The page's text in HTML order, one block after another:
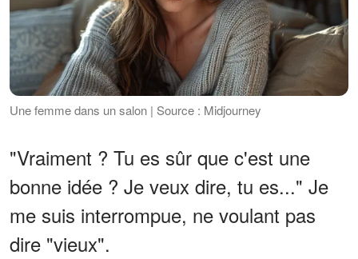
Une femme dans un salon | Source : Midjourney
"Vraiment ? Tu es sûr que c'est une
bonne idée ? Je veux dire, tu es..." Je
me suis interrompue, ne voulant pas
dire "vieux".